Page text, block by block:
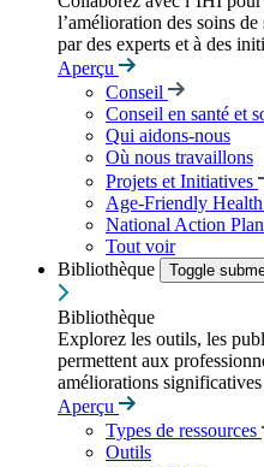
l’amélioration des soins
par des experts et à des
Aperçu
Conseil
Conseil en santé et
Qui aidons-nous
Où nous travaillons
Projets et Initiatives
Age-Friendly Health
National Action
Tout voir
Bibliothèque
Toggle
Bibliothèque
Explorez les outils, les
permettent aux
améliorations
Aperçu
Types de ressources
Outils